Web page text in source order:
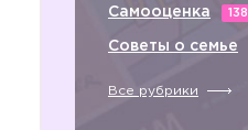
Самооценка 138
Советы о семье
Все рубрики